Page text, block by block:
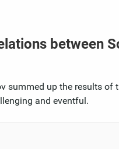
between
summed up the results
and eventful.